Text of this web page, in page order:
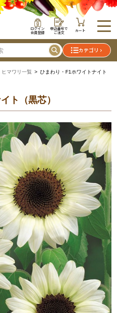
ログイン
会員登録
申込番号で
ご注文 カート
カテゴリ
ヒマワリ一覧 > ひまわり・F1ホワイトナイト
ト（黒芯）